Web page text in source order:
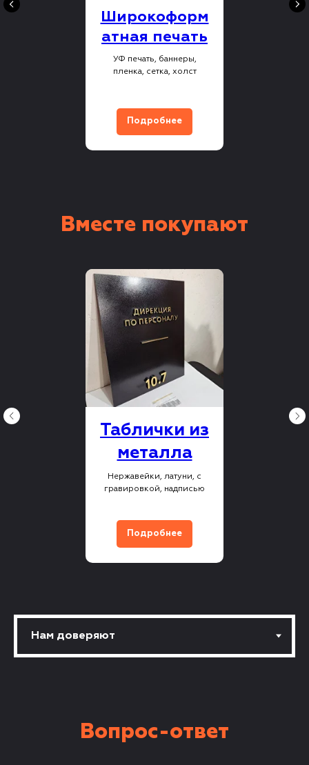
Широкоформ
атная печать
УФ печать, баннеры,
пленка, сетка, холст
Подробнее
Вместе покупают
Таблички из
металла
Нержавейки, латуни, с
гравировкой, надписью
Подробнее
Вопрос-ответ